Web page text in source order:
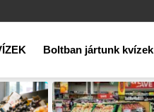
Boltban jártunk kvízek